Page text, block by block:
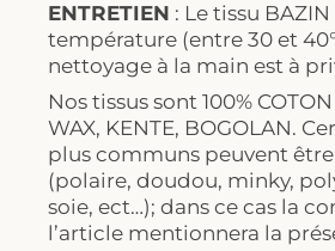
ENTRETIEN : Le tissu
température (entre 30 et
nettoyage à la main est à
Nos tissus sont 100%
WAX, KENTE, BOGOLAN.
plus communs peuvent
(polaire, doudou, minky,
soie, ect…); dans ce cas la
l’article mentionnera la